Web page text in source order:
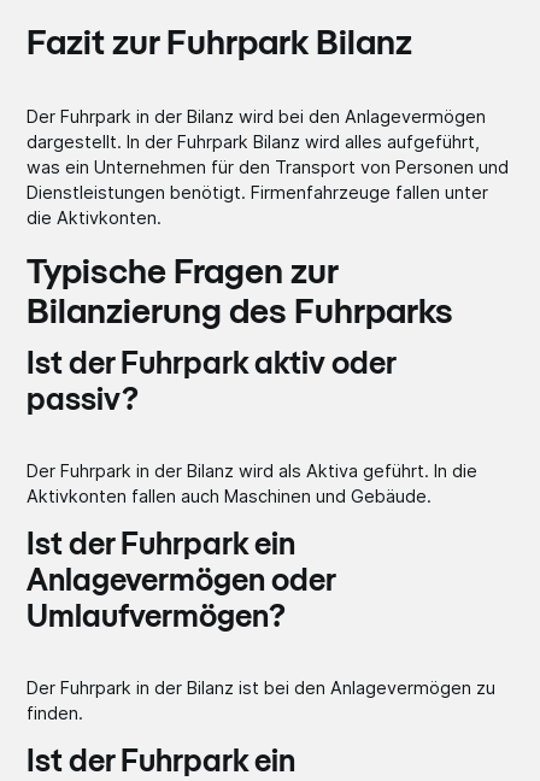
Fazit zur Fuhrpark Bilanz
Der Fuhrpark in der Bilanz wird bei den Anlagevermögen
dargestellt. In der Fuhrpark Bilanz wird alles aufgeführt,
was ein Unternehmen für den Transport von Personen und
Dienstleistungen benötigt. Firmenfahrzeuge fallen unter
die Aktivkonten.
Typische Fragen zur
Bilanzierung des Fuhrparks
Ist der Fuhrpark aktiv oder
passiv?
Der Fuhrpark in der Bilanz wird als Aktiva geführt. In die
Aktivkonten fallen auch Maschinen und Gebäude.
Ist der Fuhrpark ein
Anlagevermögen oder
Umlaufvermögen?
Der Fuhrpark in der Bilanz ist bei den Anlagevermögen zu
finden.
Ist der Fuhrpark ein